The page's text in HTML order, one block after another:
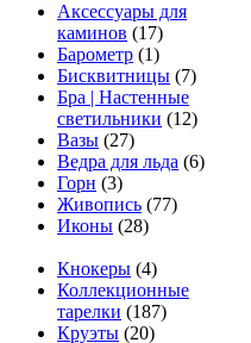
Аксессуары для
каминов (17)
Барометр (1)
Бисквитницы (7)
Бра | Настенные
светильники (12)
Вазы (27)
Ведра для льда (6)
Горн (3)
Живопись (77)
Иконы (28)
Кнокеры (4)
Коллекционные
тарелки (187)
Круэты (20)